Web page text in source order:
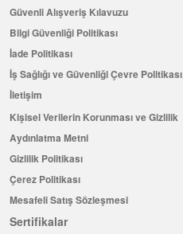
Güvenli Alışveriş Kılavuzu
Bilgi Güvenliği Politikası
İade Politikası
İş Sağlığı ve Güvenliği Çevre Politikası
İletişim
Kişisel Verilerin Korunması ve Gizlilik
Aydınlatma Metni
Gizlilik Politikası
Çerez Politikası
Mesafeli Satış Sözleşmesi
Sertifikalar